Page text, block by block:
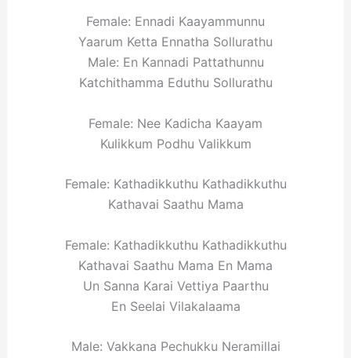
Female: Ennadi Kaayammunnu
Yaarum Ketta Ennatha Sollurathu
Male: En Kannadi Pattathunnu
Katchithamma Eduthu Sollurathu
Female: Nee Kadicha Kaayam
Kulikkum Podhu Valikkum
Female: Kathadikkuthu Kathadikkuthu
Kathavai Saathu Mama
Female: Kathadikkuthu Kathadikkuthu
Kathavai Saathu Mama En Mama
Un Sanna Karai Vettiya Paarthu
En Seelai Vilakalaama
Male: Vakkana Pechukku Neramillai